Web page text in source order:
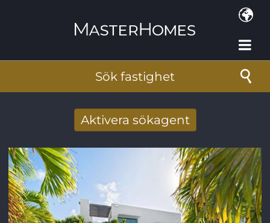
Sök fastighet
Aktivera sökagent